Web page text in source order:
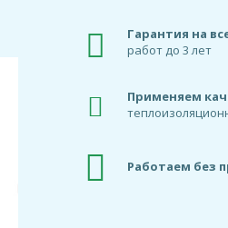
Гарантия на
работ до 3 лет
Применяем
Работаем без